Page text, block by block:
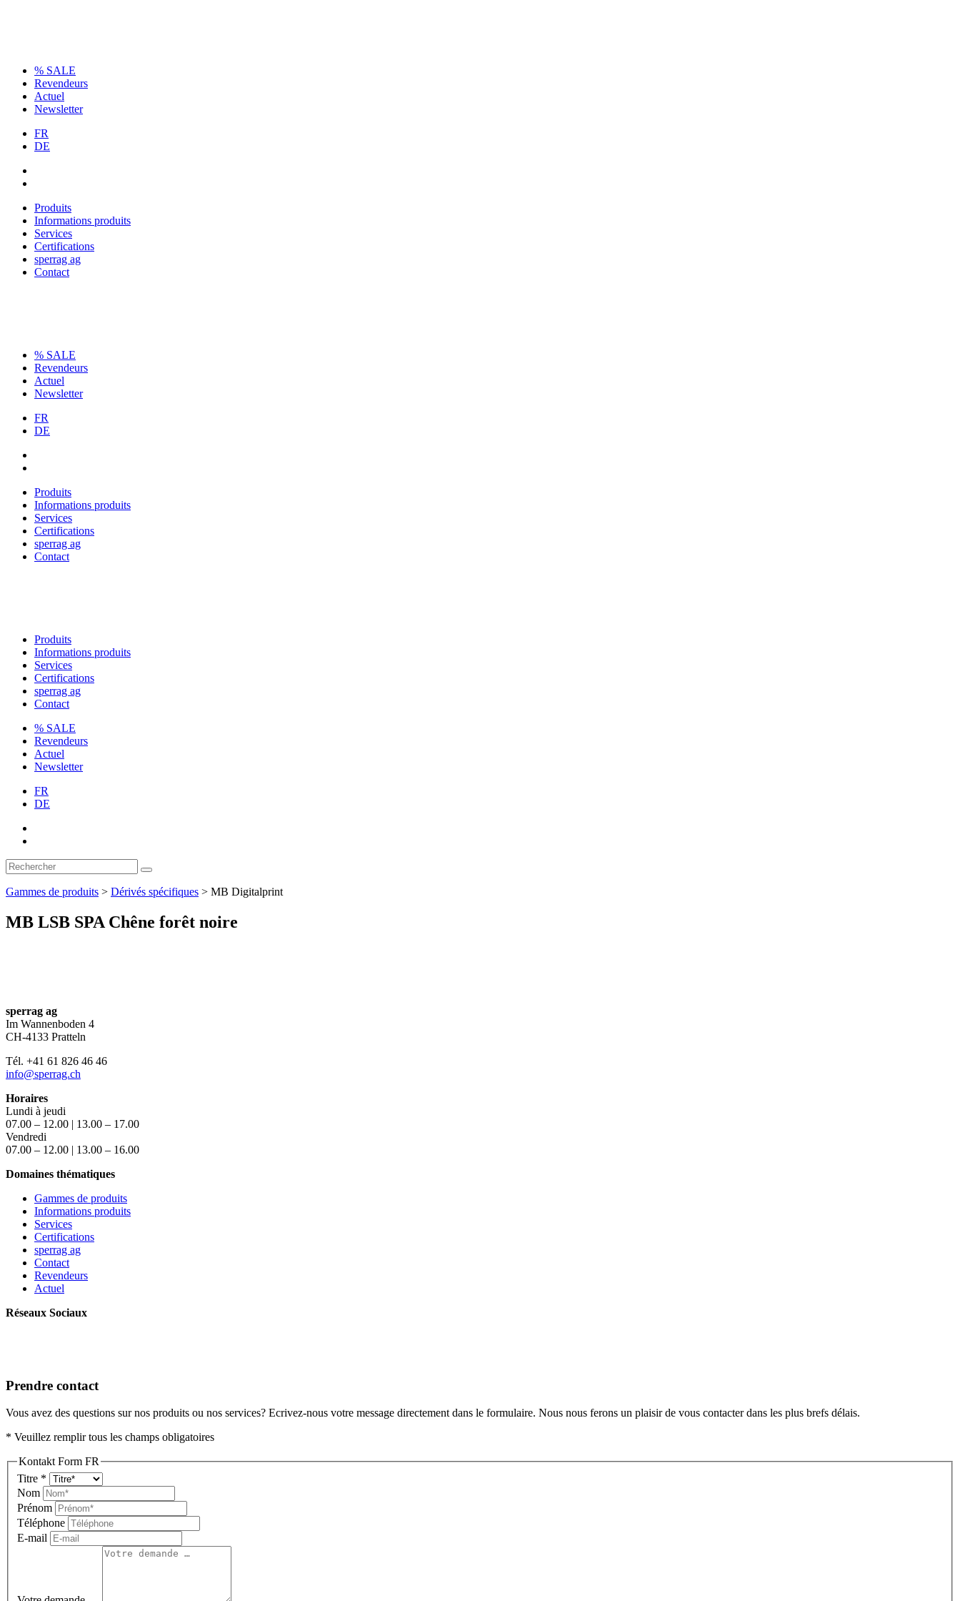
% SALE
Revendeurs
Actuel
Newsletter
FR
DE
Produits
Informations produits
Services
Certifications
sperrag ag
Contact
% SALE
Revendeurs
Actuel
Newsletter
FR
DE
Produits
Informations produits
Services
Certifications
sperrag ag
Contact
Produits
Informations produits
Services
Certifications
sperrag ag
Contact
% SALE
Revendeurs
Actuel
Newsletter
FR
DE
Gammes de produits > Dérivés spécifiques > MB Digitalprint
MB LSB SPA Chêne forêt noire
sperrag ag
Im Wannenboden 4
CH-4133 Pratteln
Tél. +41 61 826 46 46
info@sperrag.ch
Horaires
Lundi à jeudi
07.00 – 12.00 | 13.00 – 17.00
Vendredi
07.00 – 12.00 | 13.00 – 16.00
Domaines thématiques
Gammes de produits
Informations produits
Services
Certifications
sperrag ag
Contact
Revendeurs
Actuel
Réseaux Sociaux
Prendre contact
Vous avez des questions sur nos produits ou nos services? Ecrivez-nous votre message directement dans le formulaire. Nous nous ferons un plaisir de vous contacter dans les plus brefs délais.
* Veuillez remplir tous les champs obligatoires
Kontakt Form FR
Titre *
Nom
Prénom
Téléphone
E-mail